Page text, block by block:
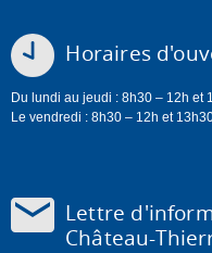
Horaires
Du lundi au jeudi : 8h30 – 12h et
Le vendredi : 8h30 – 12h et
Lettre
Château-